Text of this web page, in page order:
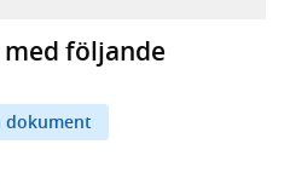
följande
dokument